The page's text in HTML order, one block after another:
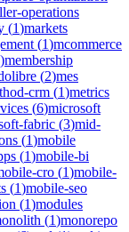
operations
(1)markets
(1)mcommerce
)membership
(2)mes
crm (1)metrics
(6)microsoft
fabric (3)mid-
(1)mobile
(1)mobile-bi
cro (1)mobile-
(1)mobile-seo
(1)modules
(1)monorepo